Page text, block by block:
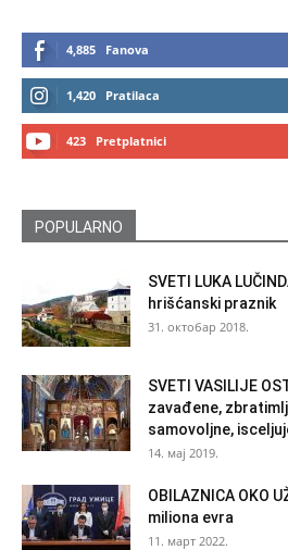
4,885 Fanova
1,420 Pratilaca
423 Pretplatnici
POPULARNO
SVETI LUKA
hrišćanski praznik
31. октобар 2018.
SVETI VASILIJE
zavađene,
samovoljne,
14. мај 2019.
OBILAZNICA OKO
miliona evra
11. март 2022.